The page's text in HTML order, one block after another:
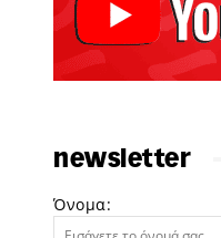
newsletter
Όνομα: